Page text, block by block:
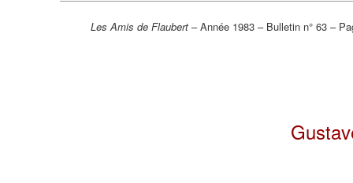
Les Amis de Flaubert – Année 1983 – Bulletin n° 63 –